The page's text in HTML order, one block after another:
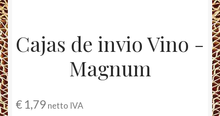
Cajas de invio Vino -
Magnum
€ 1,79 netto IVA